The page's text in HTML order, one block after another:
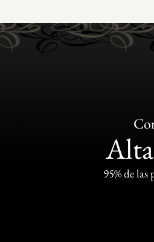
95% de